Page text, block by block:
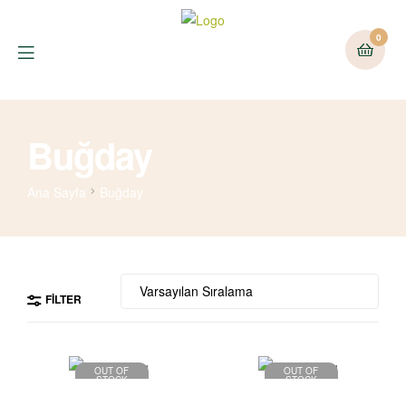
0
Buğday
Ana Sayfa Buğday
FILTER
OUT OF
STOCK
OUT OF
STOCK